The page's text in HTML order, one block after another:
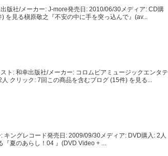
版社/メーカー: J-more発売日: 2010/06/30メディア: CD購
を見る槇原敬之『不安の中に手を突っ込んで』(av...
ト: 和幸出版社/メーカー: コロムビアミュージックエンタテ
クリック: 7回この商品を含むブログ (15件) を見る...
ングレコード発売日: 2009/09/30メディア: DVD購入: 2人
『夏のあらし！04 』(DVD Video + ...